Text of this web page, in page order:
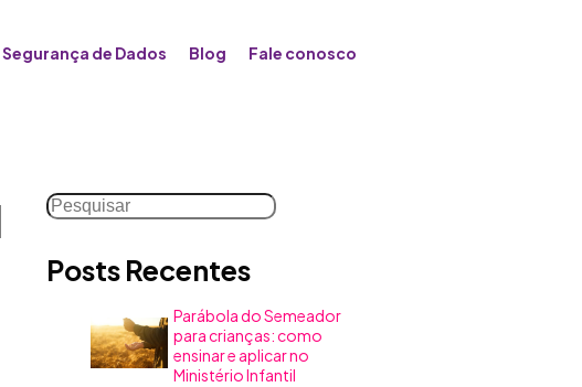
Segurança de Dados Blog Fale conosco
Pesquisar
Posts Recentes
Parábola do Semeador
para crianças: como
ensinar e aplicar no
Ministério Infantil